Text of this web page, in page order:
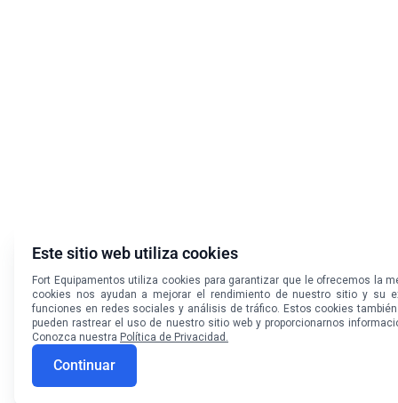
Este sitio web utiliza cookies
Fort Equipamentos utiliza cookies para garantizar que le ofrecemos la
cookies nos ayudan a mejorar el rendimiento de nuestro sitio y su
funciones en redes sociales y análisis de tráfico. Estos cookies
pueden rastrear el uso de nuestro sitio web y proporcionarnos
Conozca nuestra Política de Privacidad.
Continuar